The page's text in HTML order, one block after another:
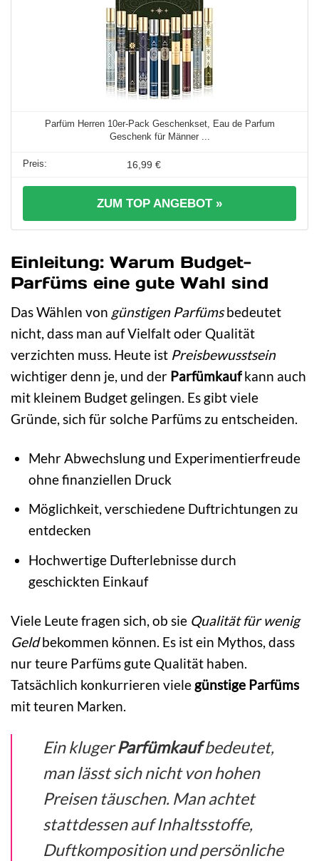
Parfüm Herren 10er-Pack Geschenkset, Eau de Parfum
Geschenk für Männer ...
16,99 €
ZUM TOP ANGEBOT »
Einleitung: Warum Budget-
Parfüms eine gute Wahl sind
Das Wählen von günstigen Parfümsbedeutet
nicht, dass man auf Vielfalt oder Qualität
verzichten muss. Heute ist Preisbewusstsein
wichtiger denn je, und der Parfümkaufkann auch
mit kleinem Budget gelingen. Es gibt viele
Gründe, sich für solche Parfüms zu entscheiden.
Mehr Abwechslung und Experimentierfreude
ohne finanziellen Druck
Möglichkeit, verschiedene Duftrichtungen zu
entdecken
Hochwertige Dufterlebnisse durch
geschickten Einkauf
Viele Leute fragen sich, ob sie Qualität für wenig
Geldbekommen können. Es ist ein Mythos, dass
nur teure Parfüms gute Qualität haben.
Tatsächlich konkurrieren viele günstige Parfüms
mit teuren Marken.
Ein klugerParfümkaufbedeutet,
man lässt sich nicht von hohen
Preisen täuschen. Man achtet
stattdessen auf Inhaltsstoffe,
Duftkomposition und persönliche